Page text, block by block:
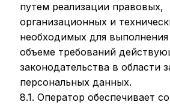
путем реализации правовых,
организационных и
необходимых для
объеме требований
законодательства в области
персональных данных.
8.1. Оператор обеспечивает